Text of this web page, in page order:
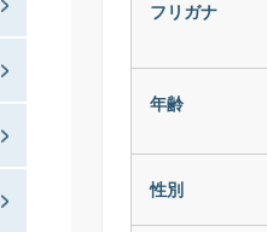
フリガナ
年齢
性別